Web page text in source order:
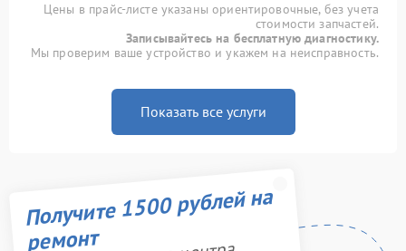
Цены в прайс-листе указаны ориентировочные, без учета
стоимости запчастей.
Записывайтесь на бесплатную диагностику.
Мы проверим ваше устройство и укажем на неисправность.
Показать все услуги
Получите 1500 рублей на
ремонт